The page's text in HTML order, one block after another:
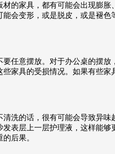
的家具，都有可能会出现膨
会变形，或是脱皮，或是褪色
任意摆放。对于办公桌的摆
家具的受损情况。如果有些家
洗的话，很有可能会导致异味
表层上一层护理液，这样能够
后果。